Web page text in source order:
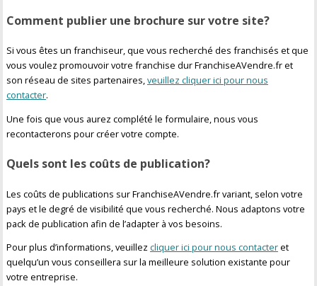
Comment publier une brochure sur votre site?
Si vous êtes un franchiseur, que vous recherché des franchisés et que
vous voulez promouvoir votre franchise dur FranchiseAVendre.fr et
son réseau de sites partenaires,veuillez cliquer ici pour nous
contacter.
Une fois que vous aurez complété le formulaire, nous vous
recontacterons pour créer votre compte.
Quels sont les coûts de publication?
Les coûts de publications sur FranchiseAVendre.fr variant, selon votre
pays et le degré de visibilité que vous recherché. Nous adaptons votre
pack de publication afin de l’adapter à vos besoins.
Pour plus d’informations, veuillez cliquer ici pour nous contacteret
quelqu’un vous conseillera sur la meilleure solution existante pour
votre entreprise.